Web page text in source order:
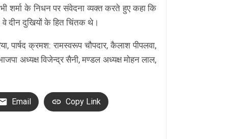
भी शर्मा के निधन पर संवेदना व्यक्त करते हुए कहा कि
दीन दुखियों के हित चिंतक थे।
पार्षद क्रमश: रामस्वरूप चौपदार, कैलाश पीपलवा,
अध्यक्ष विजेन्द्र सैनी, मण्डल अध्यक्ष मोहन लाल,
Email Copy Link